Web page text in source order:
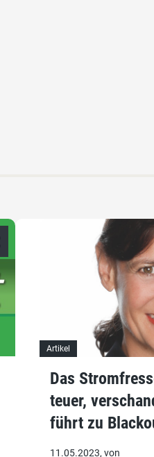
Artikel
Das
teuer,
führt zu
11.05.2023, von